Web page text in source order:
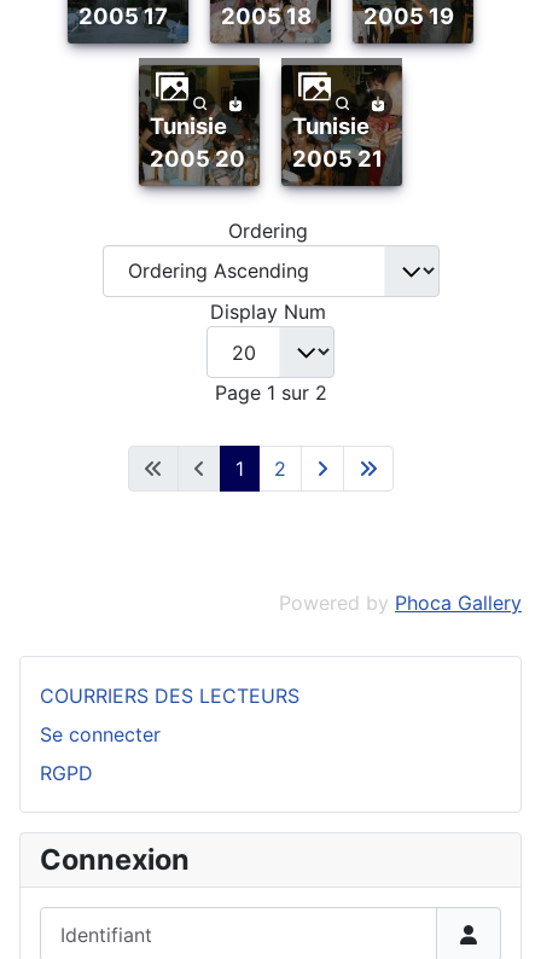
COURRIERS DES LECTEURS
Se connecter
RGPD
Connexion
2005 17
2005 18
2005 19
tunisie
2005 20
tunisie
2005 21
Ordering
Display Num
Page 1 sur 2
1 2
Powered by Phoca Gallery